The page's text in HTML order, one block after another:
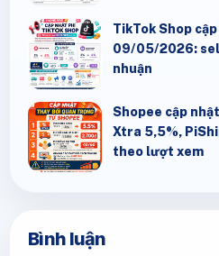
TikTok Shop
09/05/2026:
nhuận
Shopee cập
Xtra 5,5%,
theo lượt xem
Bình luận